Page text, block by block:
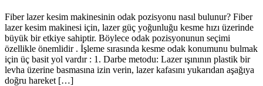
Fiber lazer kesim makinesinin odak pozisyonu nasıl bulunur? Fiber
lazer kesim makinesi için, lazer güç yoğunluğu kesme hızı üzerinde
büyük bir etkiye sahiptir. Böylece odak pozisyonunun seçimi
özellikle önemlidir . İşleme sırasında kesme odak konumunu bulmak
için üç basit yol vardır : 1. Darbe metodu: Lazer ışınının plastik bir
levha üzerine basmasına izin verin, lazer kafasını yukarıdan aşağıya
doğru hareket […]